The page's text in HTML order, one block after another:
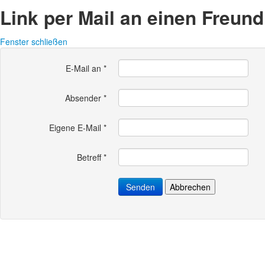
Link per Mail an einen
Fenster schließen
E-Mail an *
Absender *
Eigene E-Mail *
Betreff*
Senden Abbrechen